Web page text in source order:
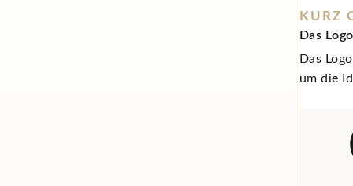
KURZ
Das
Das
um die